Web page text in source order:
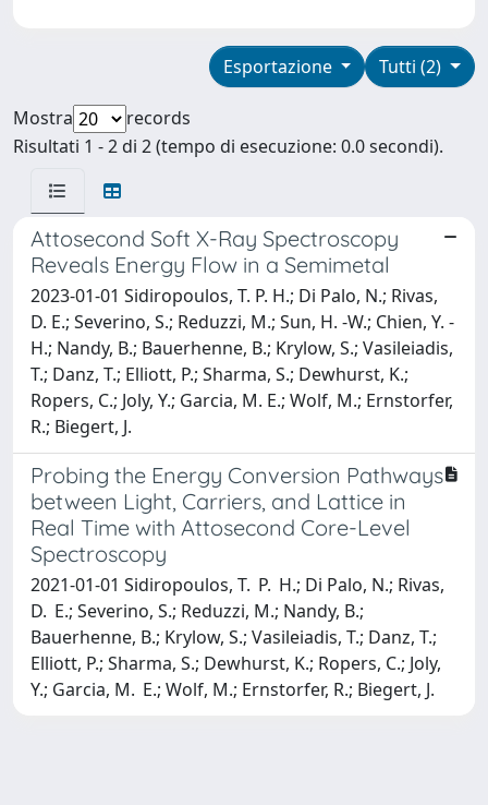
Tutti (2)
Esportazione
Mostra
records
Risultati 1 - 2 di 2 (tempo di esecuzione: 0.0 secondi).
Attosecond Soft X-Ray Spectroscopy
Reveals Energy Flow in a Semimetal
2023-01-01 Sidiropoulos, T. P. H.; Di Palo, N.; Rivas,
D. E.; Severino, S.; Reduzzi, M.; Sun, H. -W.; Chien, Y. -
H.; Nandy, B.; Bauerhenne, B.; Krylow, S.; Vasileiadis,
T.; Danz, T.; Elliott, P.; Sharma, S.; Dewhurst, K.;
Ropers, C.; Joly, Y.; Garcia, M. E.; Wolf, M.; Ernstorfer,
R.; Biegert, J.
Probing the Energy Conversion Pathways
between Light, Carriers, and Lattice in
Real Time with Attosecond Core-Level
Spectroscopy
2021-01-01 Sidiropoulos, T. P. H.; Di Palo, N.; Rivas,
D. E.; Severino, S.; Reduzzi, M.; Nandy, B.;
Bauerhenne, B.; Krylow, S.; Vasileiadis, T.; Danz, T.;
Elliott, P.; Sharma, S.; Dewhurst, K.; Ropers, C.; Joly,
Y.; Garcia, M. E.; Wolf, M.; Ernstorfer, R.; Biegert, J.